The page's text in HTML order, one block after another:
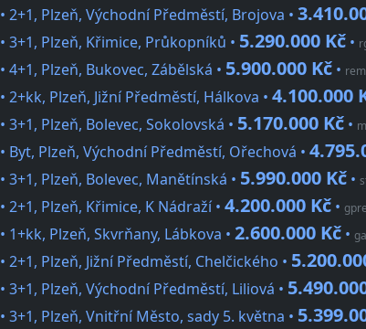
• 2+1, Plzeň, Východní Předměstí, Brojova •
• 3+1, Plzeň, Křimice, Průkopníků • 5.290.000 Kč •
• 4+1, Plzeň, Bukovec, Zábělská • 5.900.000 Kč •
• 2+kk, Plzeň, Jižní Předměstí, Hálkova • 4.100.000
• 3+1, Plzeň, Bolevec, Sokolovská • 5.170.000 Kč •
• Byt, Plzeň, Východní Předměstí, Ořechová •
• 3+1, Plzeň, Bolevec, Manětínská • 5.990.000 Kč •
• 2+1, Plzeň, Křimice, K Nádraží • 4.200.000 Kč •
• 1+kk, Plzeň, Skvrňany, Lábkova • 2.600.000 Kč •
• 2+1, Plzeň, Jižní Předměstí, Chelčického •
• 3+1, Plzeň, Východní Předměstí, Liliová •
• 3+1, Plzeň, Vnitřní Město, sady 5. května •